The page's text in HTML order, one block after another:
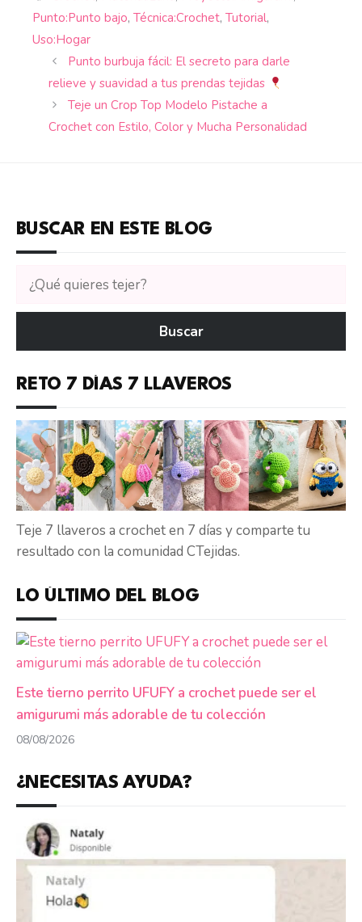
Punto:Punto bajo, Técnica:Crochet, Tutorial,
Uso:Hogar
Punto burbuja fácil: El secreto para darle
relieve y suavidad a tus prendas tejidas
Teje un Crop Top Modelo Pistache a
Crochet con Estilo, Color y Mucha Personalidad
BUSCAR EN ESTE BLOG
Buscar
tutoriales
en
Buscar
RETO 7 DÍAS 7 LLAVEROS
Teje 7 llaveros a crochet en 7 días y comparte tu
resultado con la comunidad CTejidas.
LO ÚLTIMO DEL BLOG
Este tierno perrito UFUFY a crochet puede ser el
amigurumi más adorable de tu colección
08/08/2026
¿NECESITAS AYUDA?